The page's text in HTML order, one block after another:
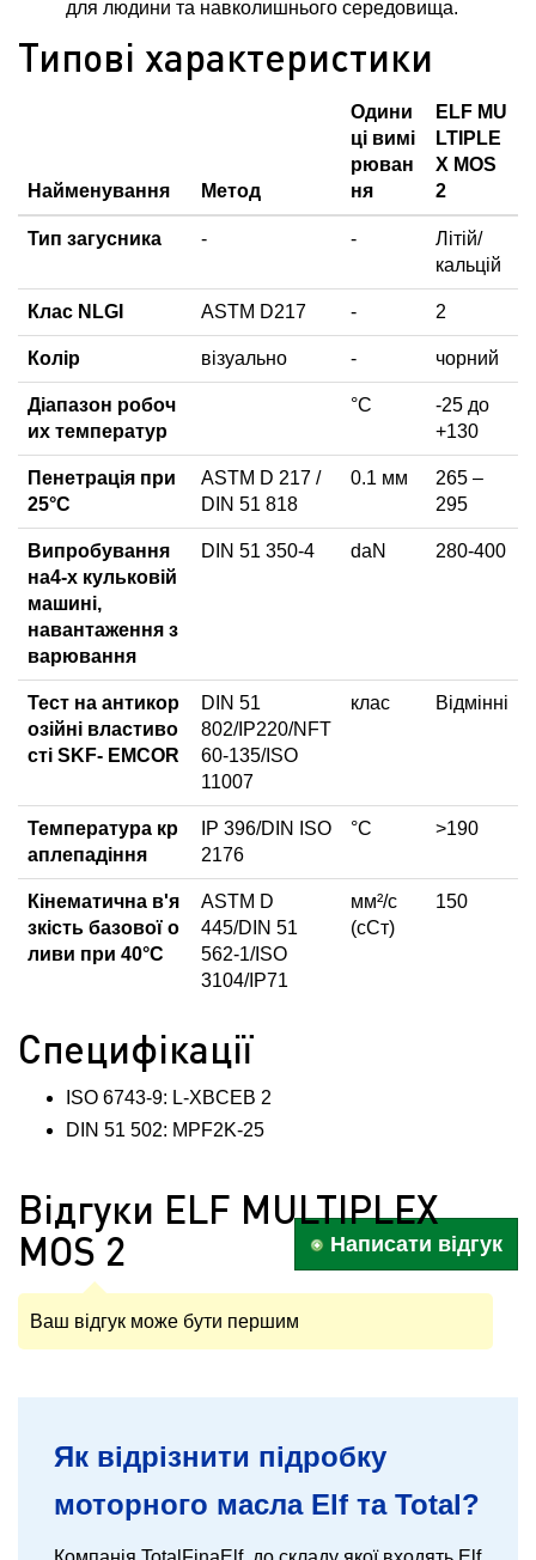
для людини та навколишнього середовища.
Типові характеристики
Найменування Метод
Одини
ці вимі
рюван
ня
ELF MU
LTIPLE
X MOS
2
Тип загусника - -
Літій/
кальцій
Клас NLGI ASTM D217 - 2
Колір візуально - чорний
Діапазон робоч
их температур
°C
-25 до
+130
Пенетрація при
25°C
ASTM D 217 /
DIN 51 818
0.1 мм
265 –
295
Випробування
на4-х кульковій
машині,
навантаження з
варювання
DIN 51 350-4 daN 280-400
Тест на антикор
озійні властиво
сті SKF- EMCOR
DIN 51
802/IP220/NFT
60-135/ISO
11007
клас Відмінні
Температура кр
аплепадіння
IP 396/DIN ISO
2176
°C >190
Кінематична в'я
зкість базової о
ливи при 40°C
ASTM D
445/DIN 51
562-1/ISO
3104/IP71
мм²/с
(сСт)
150
Специфікації
ISO 6743-9: L-XBCEB 2
DIN 51 502: MPF2K-25
Відгуки ELF MULTIPLEX
MOS 2
Написати відгук
Ваш відгук може бути першим
Як відрізнити підробку
моторного масла Elf та Total?